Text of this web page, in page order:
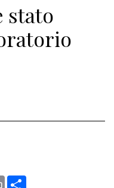
stato
Print